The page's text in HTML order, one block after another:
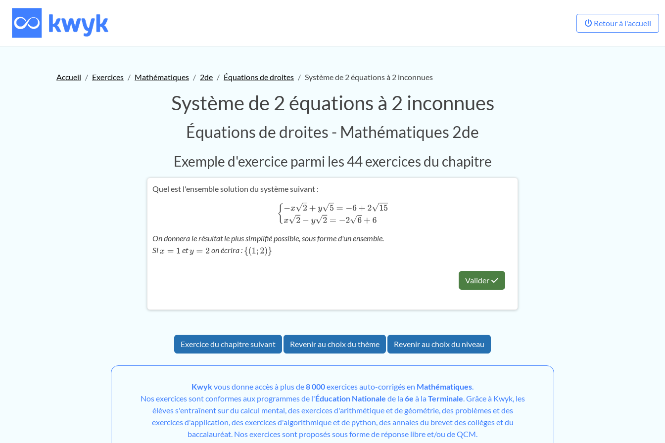
Retour à l'accueil
Accueil Exercices Mathématiques 2de Équations de droites Système de 2 équations à 2 inconnues
Système de 2 équations à 2 inconnues
Équations de droites - Mathématiques 2de
Exemple d'exercice parmi les 44 exercices du chapitre
Quel est l'ensemble solution du système suivant :
{ −x2+y5 =− 6+215x2−y2=−26+6
On donnera le résultat le plus simplifié possible, sous forme d'un ensemble.
Six=1 ety=2 on écrira : {( 1;2 )}
Valider
Exercice du chapitre suivant Revenir au choix du thème Revenir au choix du niveau
Kwykvous donne accès à plus de8 000exercices auto-corrigés en Mathématiques.
Nos exercices sont conformes aux programmes de l'Éducation Nationale de la 6e à la Terminale. Grâce à Kwyk, les
élèves s'entraînent sur du calcul mental, des exercices d'arithmétique et de géométrie, des problèmes et des
exercices d'application, des exercices d'algorithmique et de python, des annales du brevet des collèges et du
baccalauréat. Nos exercices sont proposés sous forme de réponse libre et/ou de QCM.